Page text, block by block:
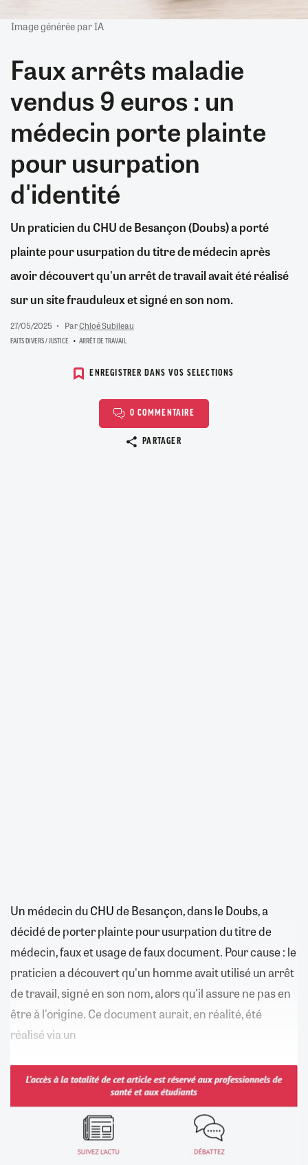
Image générée par IA
Faux arrêts maladie
vendus 9 euros : un
médecin porte plainte
pour usurpation
d'identité
Un praticien du CHU de Besançon (Doubs) a porté
plainte pour usurpation du titre de médecin après
avoir découvert qu'un arrêt de travail avait été réalisé
sur un site frauduleux et signé en son nom.
27/05/2025 ParChloé Subileau
FAITS DIVERS / JUSTICE ARRÊT DE TRAVAIL
ENREGISTRER DANS VOS SELECTIONS
0 COMMENTAIRE
PARTAGER
Un médecin du CHU de Besançon, dans le Doubs, a
décidé de porter plainte pour usurpation du titre de
médecin, faux et usage de faux document. Pour cause : le
praticien a découvert qu'un homme avait utilisé un arrêt
de travail, signé en son nom, alors qu'il assure ne pas en
être à l'origine. Ce document aurait, en réalité, été
réalisé via un